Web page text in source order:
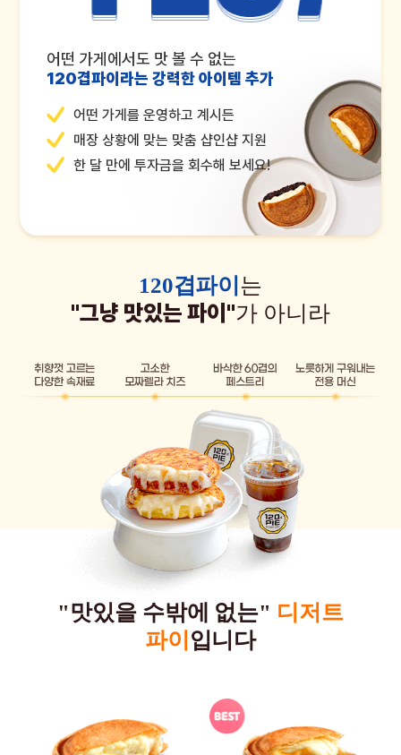
어떤 가게에서도 맛 볼 수 없는
120겹파이라는 강력한 아이템 추가
어떤 가게를 운영하고 계시든
매장 상황에 맞는 맞춤 샵인샵 지원
한 달 만에 투자금을 회수해 보세요!
120겹파이 는
"그냥 맛있는 파이"가 아니라
"맛있을 수밖에 없는" 디저트
파이 입니다